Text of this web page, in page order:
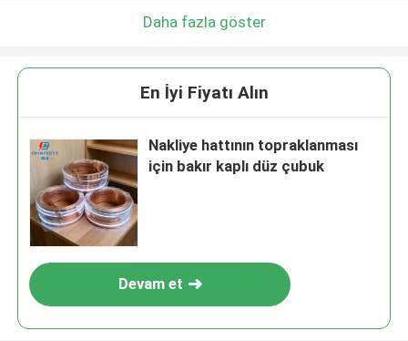
Daha fazla göster
En İyi Fiyatı Alın
Nakliye hattının topraklanması
için bakır kaplı düz çubuk
Devam et